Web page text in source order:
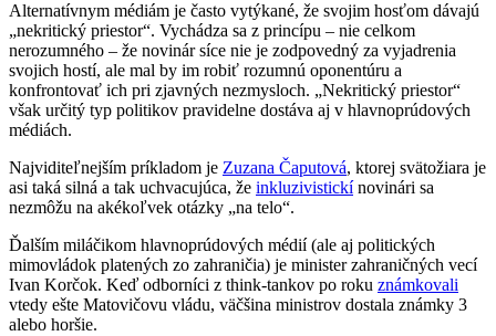
Alternatívnym médiám je často vytýkané, že svojim hosťom dávajú
„nekritický priestor“. Vychádza sa z princípu – nie celkom
nerozumného – že novinár síce nie je zodpovedný za vyjadrenia
svojich hostí, ale mal by im robiť rozumnú oponentúru a
konfrontovať ich pri zjavných nezmysloch. „Nekritický priestor“
však určitý typ politikov pravidelne dostáva aj v hlavnoprúdových
médiách.
Najviditeľnejším príkladom je Zuzana Čaputová, ktorej svätožiara je
asi taká silná a tak uchvacujúca, že inkluzivistickínovinári sa
nezmôžu na akékoľvek otázky „na telo“.
Ďalším miláčikom hlavnoprúdových médií (ale aj politických
mimovládok platených zo zahraničia) je minister zahraničných vecí
Ivan Korčok. Keď odborníci z think-tankov po roku známkovali
vtedy ešte Matovičovu vládu, väčšina ministrov dostala známky 3
alebo horšie.